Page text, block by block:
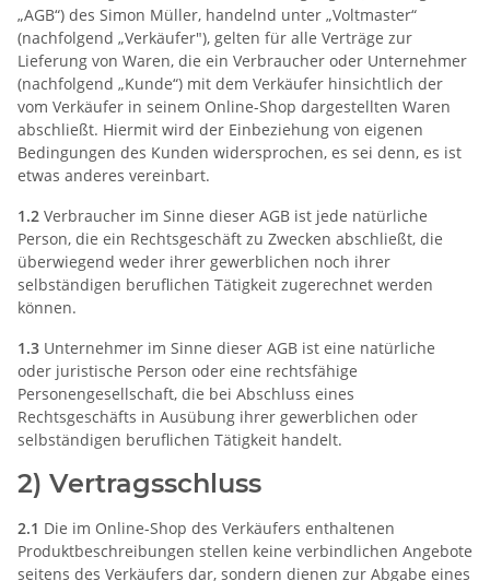
„AGB“) des Simon Müller, handelnd unter „Voltmaster“
(nachfolgend „Verkäufer"), gelten für alle Verträge zur
Lieferung von Waren, die ein Verbraucher oder Unternehmer
(nachfolgend „Kunde“) mit dem Verkäufer hinsichtlich der
vom Verkäufer in seinem Online-Shop dargestellten Waren
abschließt. Hiermit wird der Einbeziehung von eigenen
Bedingungen des Kunden widersprochen, es sei denn, es ist
etwas anderes vereinbart.
1.2 Verbraucher im Sinne dieser AGB ist jede natürliche
Person, die ein Rechtsgeschäft zu Zwecken abschließt, die
überwiegend weder ihrer gewerblichen noch ihrer
selbständigen beruflichen Tätigkeit zugerechnet werden
können.
1.3 Unternehmer im Sinne dieser AGB ist eine natürliche
oder juristische Person oder eine rechtsfähige
Personengesellschaft, die bei Abschluss eines
Rechtsgeschäfts in Ausübung ihrer gewerblichen oder
selbständigen beruflichen Tätigkeit handelt.
2) Vertragsschluss
2.1 Die im Online-Shop des Verkäufers enthaltenen
Produktbeschreibungen stellen keine verbindlichen Angebote
seitens des Verkäufers dar, sondern dienen zur Abgabe eines